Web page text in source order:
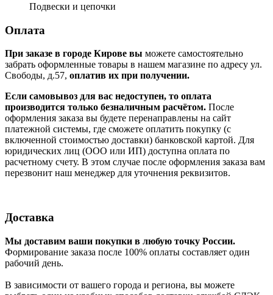
Подвески и цепочки
Оплата
При заказе в городе Кирове вы можете самостоятельно
забрать оформленные товары в нашем магазине по адресу ул.
Свободы, д.57, оплатив их при получении.
Если самовывоз для вас недоступен, то оплата
производится только безналичным расчётом. После
оформления заказа вы будете перенаправлены на сайт
платежной системы, где сможете оплатить покупку (с
включенной стоимостью доставки) банковской картой. Для
юридических лиц (ООО или ИП) доступна оплата по
расчетному счету. В этом случае после оформления заказа вам
перезвонит наш менеджер для уточнения реквизитов.
Доставка
Мы доставим ваши покупки в любую точку России.
Формирование заказа после 100% оплаты составляет один
рабочий день.
В зависимости от вашего города и региона, вы можете